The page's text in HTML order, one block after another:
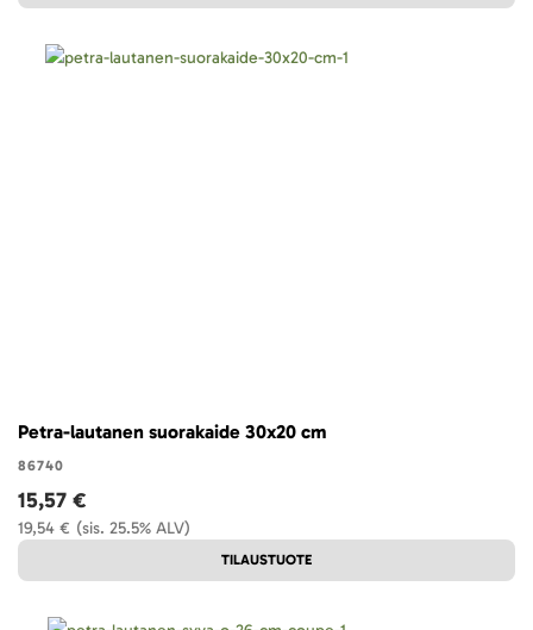
Petra-lautanen suorakaide 30x20 cm
86740
(sis. 25.5% ALV)
19,54 €
15,57 €
TILAUSTUOTE